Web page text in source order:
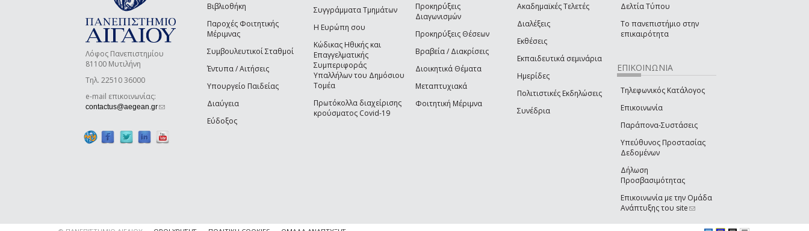
Λόφος Πανεπιστημίου
81100 Μυτιλήνη
Τηλ. 22510 36000
e-mail επικοινωνίας:
contactus@aegean.gr(link sends e-mail)
Βιβλιοθήκη
Παροχές Φοιτητικής
Μέριμνας
Συμβουλευτικοί Σταθμοί
Έντυπα / Αιτήσεις
Υπουργείο Παιδείας
Διαύγεια
Εύδοξος
Συγγράμματα Τμημάτων
Η Ευρώπη σου
Κώδικας Ηθικής και
Επαγγελματικής
Συμπεριφοράς
Υπαλλήλων του Δημόσιου
Τομέα
Πρωτόκολλα διαχείρισης
κρούσματος Covid-19
Προκηρύξεις
Διαγωνισμών
Προκηρύξεις Θέσεων
Βραβεία / Διακρίσεις
Διοικητικά Θέματα
Μεταπτυχιακά
Φοιτητική Μέριμνα
Ακαδημαϊκές Τελετές
Διαλέξεις
Εκθέσεις
Εκπαιδευτικά σεμινάρια
Ημερίδες
Πολιτιστικές Εκδηλώσεις
Συνέδρια
Δελτία Τύπου
Το πανεπιστήμιο στην
επικαιρότητα
ΕΠΙΚΟΙΝΩΝΙΑ
Τηλεφωνικός Κατάλογος
Επικοινωνία
Παράπονα-Συστάσεις
Υπεύθυνος Προστασίας
Δεδομένων
Δήλωση
Προσβασιμότητας
Επικοινωνία με την Ομάδα
Ανάπτυξης του site(link sends e-mail)